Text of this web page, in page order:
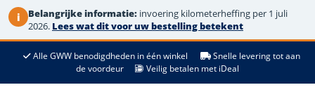
i Belangrijke informatie: invoering kilometerheffing per 1 juli
2026. Lees wat dit voor uw bestelling betekent
de
Alle GWW benodigdheden in één winkel
Snelle levering tot aan
de voordeur
Veilig betalen met iDeal